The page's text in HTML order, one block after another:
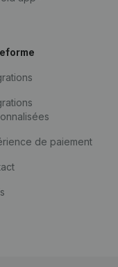
de paiement